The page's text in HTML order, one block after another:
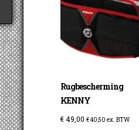
Rugbescherming
KENNY
€49,00 €40,50 ex. BTW